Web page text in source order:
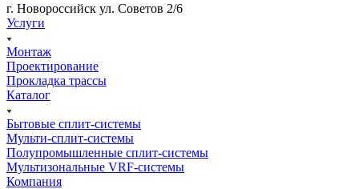
г. Новороссийск ул. Советов 2/6
Услуги
Монтаж
Проектирование
Прокладка трассы
Каталог
Бытовые сплит-системы
Мульти-сплит-системы
Полупромышленные сплит-системы
Мультизональные VRF-системы
Компания